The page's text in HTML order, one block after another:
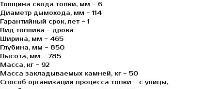
Толщина свода топки, мм - 6
Диаметр дымохода, мм - 114
Гарантийный срок, лет - 1
Вид топлива - дрова
Ширина, мм - 465
Глубина, мм - 850
Высота, мм - 785
Масса, кг - 92
Масса закладываемых камней, кг - 50
Способ организации процесса топки - с улицы,